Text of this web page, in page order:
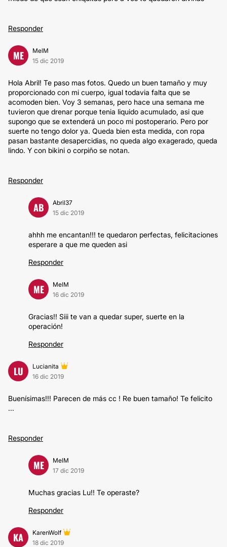
Responder
ME
MelM
15 dic 2019
Hola Abril! Te paso mas fotos. Quedo un buen tamaño y muy
proporcionado con mi cuerpo, igual todavia falta que se
acomoden bien. Voy 3 semanas, pero hace una semana me
tuvieron que drenar porque tenia liquido acumulado, asi que
supongo que se extenderá un poco mi postoperario. Pero por
suerte no tengo dolor ya. Queda bien esta medida, con ropa
pasan bastante desapercidias, no queda algo exagerado, queda
lindo. Y con bikini o corpiño se notan.
Responder
AB
Abril37
15 dic 2019
ahhh me encantan!!! te quedaron perfectas, felicitaciones
esperare a que me queden asi
Responder
ME
MelM
16 dic 2019
Gracias!! Siii te van a quedar super, suerte en la
operación!
Responder
LU
Lucianita
16 dic 2019
Buenísimas!!! Parecen de más cc ! Re buen tamaño! Te felicito
...
Responder
ME
MelM
17 dic 2019
Muchas gracias Lu!! Te operaste?
Responder
KA
KarenWolf
18 dic 2019